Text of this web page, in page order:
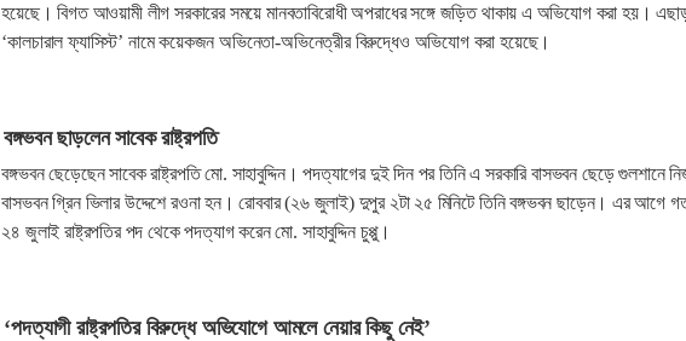
হয়েছে। বিগত আওয়ামী লীগ সরকারের সময়ে মানবতাবিরোধী অপরাধের সঙ্গে জড়িত থাকায় এ অভিযোগ করা হয়।
‘কালচারাল ফ্যাসিস্ট’ নামে কয়েকজন অভিনেতা-অভিনেত্রীর বিরুদ্ধেও অভিযোগ করা হয়েছে।
বঙ্গভবন ছাড়লেন সাবেক রাষ্ট্রপতি
বঙ্গভবন ছেড়েছেন সাবেক রাষ্ট্রপতি মো. সাহাবুদ্দিন। পদত্যাগের দুই দিন পর তিনি এ সরকারি বাসভবন ছেড়ে গুলশানে
বাসভবন গ্রিন ভিলার উদ্দেশে রওনা হন। রোববার (২৬ জুলাই) দুপুর ২টা ২৫ মিনিটে তিনি বঙ্গভবন ছাড়েন। এর আগে
২৪ জুলাই রাষ্ট্রপতির পদ থেকে পদত্যাগ করেন মো. সাহাবুদ্দিন চুপ্পু।
‘পদত্যাগী রাষ্ট্রপতির বিরুদ্ধে অভিযোগে আমলে নেয়ার কিছু নেই’